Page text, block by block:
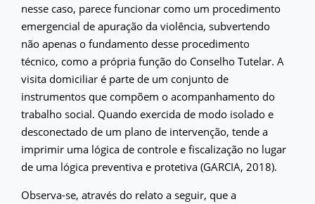
nesse caso, parece funcionar como um procedimento
emergencial de apuração da violência, subvertendo
não apenas o fundamento desse procedimento
técnico, como a própria função do Conselho Tutelar. A
visita domiciliar é parte de um conjunto de
instrumentos que compõem o acompanhamento do
trabalho social. Quando exercida de modo isolado e
desconectado de um plano de intervenção, tende a
imprimir uma lógica de controle e fiscalização no lugar
de uma lógica preventiva e protetiva (GARCIA, 2018).
Observa-se, através do relato a seguir, que a